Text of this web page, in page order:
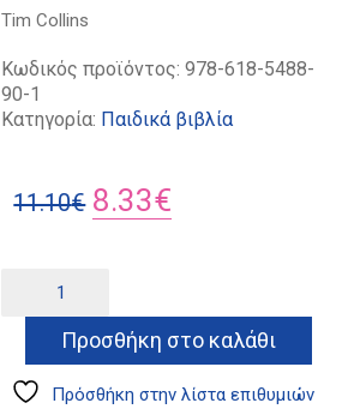
Tim Collins
Κωδικός προϊόντος:978-618-5488-
90-1
Κατηγορία: Παιδικά βιβλία
11.10€ Original
11.10€.
8.33€
είναι:
8.33€.
Σέρλοκ
Μπονς
κλοπή
Προσθήκη στο καλάθι
Πρόσθήκη στην λίστα επιθυμιών